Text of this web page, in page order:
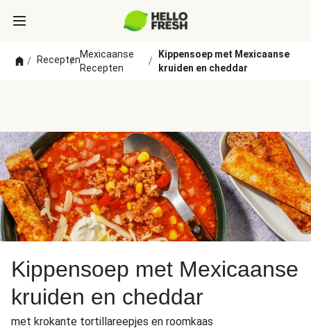
/ Recepten
/
Mexicaanse
Recepten
/
Kippensoep met Mexicaanse
kruiden en cheddar
Kippensoep met Mexicaanse
kruiden en cheddar
met krokante tortillareepjes en roomkaas